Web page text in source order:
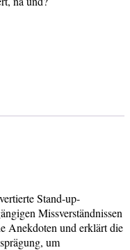
Stand-up-
Missverständnissen
Anekdoten und erklärt die
um